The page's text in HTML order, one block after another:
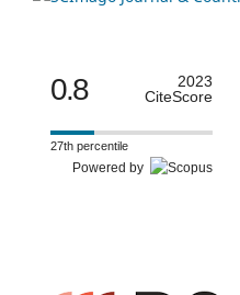
0.8
2023
CiteScore
27th percentile
Powered by